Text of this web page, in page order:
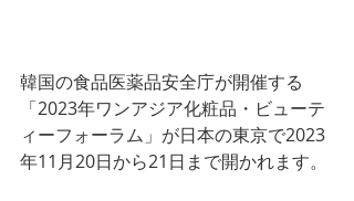
韓国の食品医薬品安全庁が開催する
「2023年ワンアジア化粧品・ビューテ
ィーフォーラム」が日本の東京で2023
年11月20日から21日まで開かれます。